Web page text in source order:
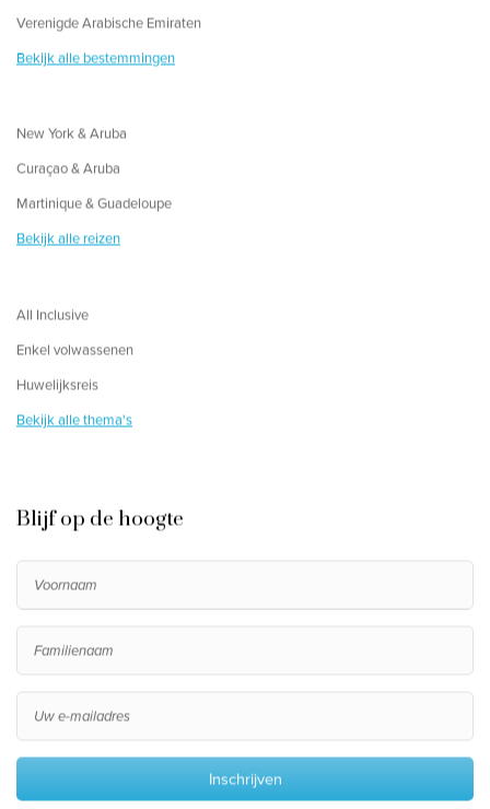
Verenigde Arabische Emiraten
Bekijk alle bestemmingen
New York & Aruba
Curaçao & Aruba
Martinique & Guadeloupe
Bekijk alle reizen
All Inclusive
Enkel volwassenen
Huwelijksreis
Bekijk alle thema's
Blijf op de hoogte
Inschrijven